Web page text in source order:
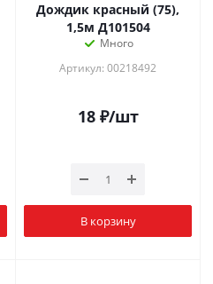
Дождик красный (75),
1,5м Д101504
Много
Артикул: 00218492
18₽/шт
В корзину